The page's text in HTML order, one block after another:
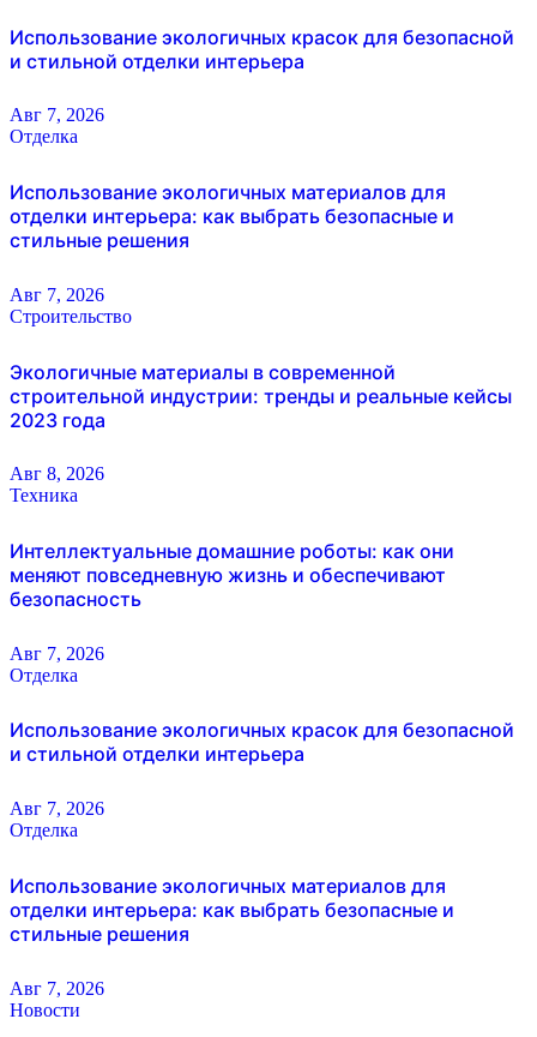
Использование экологичных красок для безопасной
и стильной отделки интерьера
Авг 7, 2026
Отделка
Использование экологичных материалов для
отделки интерьера: как выбрать безопасные и
стильные решения
Авг 7, 2026
Строительство
Экологичные материалы в современной
строительной индустрии: тренды и реальные кейсы
2023 года
Авг 8, 2026
Техника
Интеллектуальные домашние роботы: как они
меняют повседневную жизнь и обеспечивают
безопасность
Авг 7, 2026
Отделка
Использование экологичных красок для безопасной
и стильной отделки интерьера
Авг 7, 2026
Отделка
Использование экологичных материалов для
отделки интерьера: как выбрать безопасные и
стильные решения
Авг 7, 2026
Новости